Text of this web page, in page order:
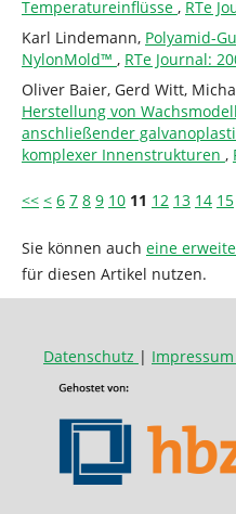
Temperatureinflüsse , RTe
Karl Lindemann, Polyamid-
NylonMold™ , RTe Journal:
Oliver Baier, Gerd Witt,
Herstellung von
anschließender
komplexer Innenstrukturen ,
<< < 6 7 8 9 10 11 12 13 14 15
Sie können auch eine
für diesen Artikel nutzen.
Datenschutz | Impressum